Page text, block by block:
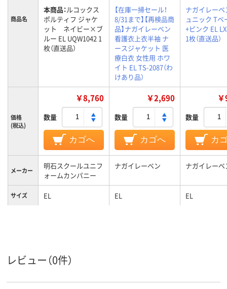
商品名
本商品：ルコックス
ポルティフ ジャケ
ット ネイビー×ブ
ルー EL UQW1042 1
枚（直送品）
【在庫一掃セール！
8/31まで】【再検品商
品】ナガイレーベン
看護衣上衣半袖 ナ
ースジャケット 医
療白衣 女性用 ホワ
イト EL TS-2087（わ
けあり品）
ナガイレーベ
ュニック Tベ
+ピンク EL
1枚（直送品）
価格
(税込)
￥8,760
数量
カゴへ
￥2,690
数量
カゴへ
数量
カ
メーカー
明石スクールユニフ
ォームカンパニー
ナガイレーベン ナガイレーベ
サイズ EL EL EL
レビュー（0件）